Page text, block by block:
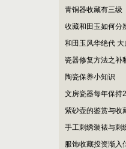
青铜器收藏有三级
收藏和田玉如何分
和田玉风华绝代
瓷器修复方法之补
陶瓷保养小知识
文房瓷器每年保持
紫砂壶的鉴赏与收
手工刺绣装裱与刺
服饰收藏投资渐入